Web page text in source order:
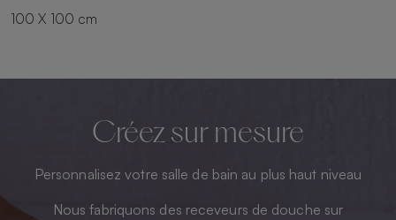
100 X 100 cm
Créez sur mesure
Personnalisez votre salle de bain au plus haut niveau
Nous fabriquons des receveurs de douche sur